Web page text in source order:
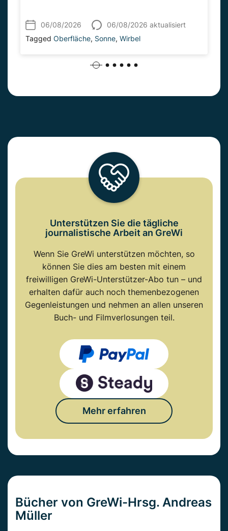
06/08/2026
06/08/2026 aktualisiert
Tagged Oberfläche, Sonne, Wirbel
Unterstützen Sie die tägliche
journalistische Arbeit an GreWi
Wenn Sie GreWi unterstützen möchten, so
können Sie dies am besten mit einem
freiwilligen GreWi-Unterstützer-Abo tun – und
erhalten dafür auch noch themenbezogenen
Gegenleistungen und nehmen an allen unseren
Buch- und Filmverlosungen teil.
Mehr erfahren
Bücher von GreWi-Hrsg. Andreas
Müller